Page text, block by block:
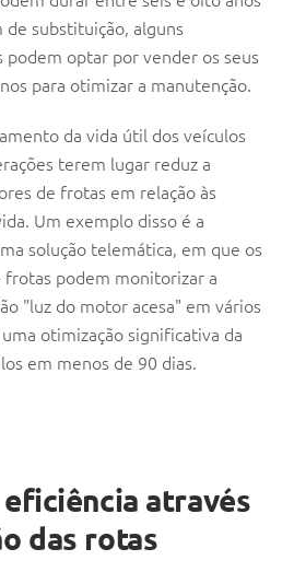
substituição, alguns
optar por vender os seus
para otimizar a manutenção.
da vida útil dos veículos
terem lugar reduz a
de frotas em relação às
Um exemplo disso é a
solução telemática, em que os
frotas podem monitorizar a
"luz do motor acesa" em vários
otimização significativa da
em menos de 90 dias.
através
das rotas